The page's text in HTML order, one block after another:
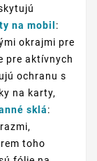
na mobil :
okrajmi pre
pre aktívnych
ochranu s
na karty,
sklá:
toho